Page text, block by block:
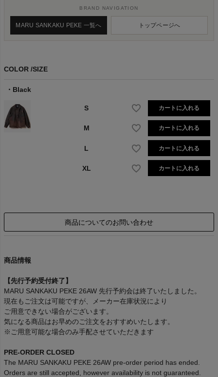
BRAND NAVIGATION
MARU SANKAKU PEKE 一覧へ トップページへ
COLOR SIZE
Black
S カートに入れる
M カートに入れる
L カートに入れる
XL カートに入れる
商品についてのお問い合わせ
商品情報
【先行予約受付終了】
MARU SANKAKU PEKE 26AW 先行予約会は終了いたしました。
現在もご注文は可能ですが、メーカー在庫状況により
ご用意できない場合がございます。
気になる商品はお早めのご注文をおすすめいたします。
※ご用意可能な場合のみ手配させていただきます
PRE-ORDER CLOSED
The MARU SANKAKU PEKE 26AW pre-order period has ended.
Orders are still accepted, however availability is not guaranteed.